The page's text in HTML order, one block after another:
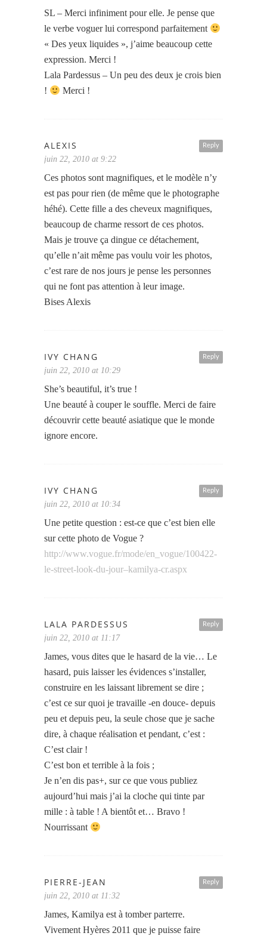
SL – Merci infiniment pour elle. Je pense que
le verbe voguer lui correspond parfaitement
« Des yeux liquides », j’aime beaucoup cette
expression. Merci !
Lala Pardessus – Un peu des deux je crois bien
!
Merci !
Reply
ALEXIS
juin 22, 2010 at 9:22
Ces photos sont magnifiques, et le modèle n’y
est pas pour rien (de même que le photographe
héhé). Cette fille a des cheveux magnifiques,
beaucoup de charme ressort de ces photos.
Mais je trouve ça dingue ce détachement,
qu’elle n’ait même pas voulu voir les photos,
c’est rare de nos jours je pense les personnes
qui ne font pas attention à leur image.
Bises Alexis
Reply
IVY CHANG
juin 22, 2010 at 10:29
She’s beautiful, it’s true !
Une beauté à couper le souffle. Merci de faire
découvrir cette beauté asiatique que le monde
ignore encore.
Reply
IVY CHANG
juin 22, 2010 at 10:34
Une petite question : est-ce que c’est bien elle
sur cette photo de Vogue ?
http://www.vogue.fr/mode/en_vogue/100422-
le-street-look-du-jour–kamilya-cr.aspx
Reply
LALA PARDESSUS
juin 22, 2010 at 11:17
James, vous dites que le hasard de la vie… Le
hasard, puis laisser les évidences s’installer,
construire en les laissant librement se dire ;
c’est ce sur quoi je travaille -en douce- depuis
peu et depuis peu, la seule chose que je sache
dire, à chaque réalisation et pendant, c’est :
C’est clair !
C’est bon et terrible à la fois ;
Je n’en dis pas+, sur ce que vous publiez
aujourd’hui mais j’ai la cloche qui tinte par
mille : à table ! A bientôt et… Bravo !
Nourrissant
Reply
PIERRE-JEAN
juin 22, 2010 at 11:32
James, Kamilya est à tomber parterre.
Vivement Hyères 2011 que je puisse faire